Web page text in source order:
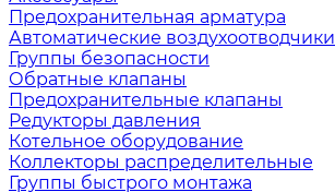
Предохранительная арматура
Автоматические воздухоотводчики
Группы безопасности
Обратные клапаны
Предохранительные клапаны
Редукторы давления
Котельное оборудование
Коллекторы распределительные
Группы быстрого монтажа